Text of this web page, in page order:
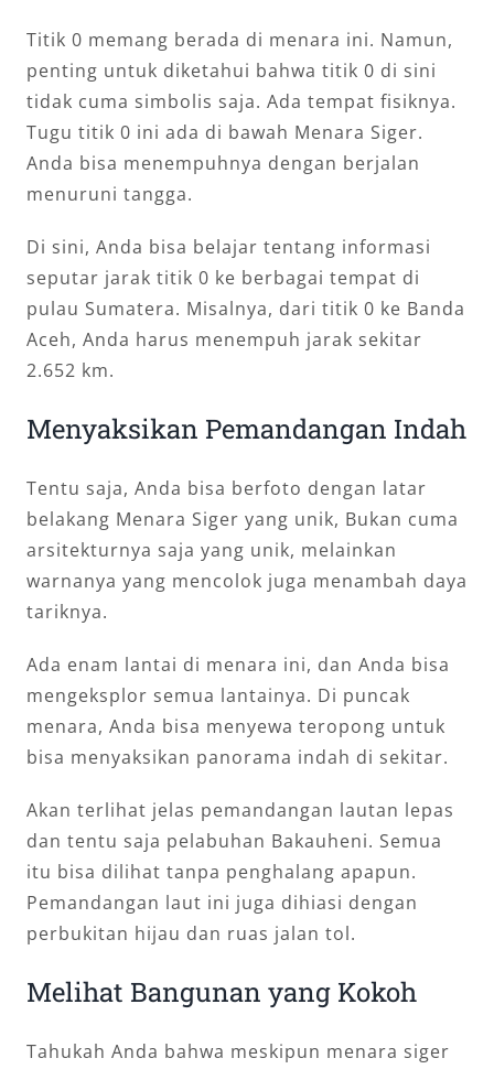
Titik 0 memang berada di menara ini. Namun,
penting untuk diketahui bahwa titik 0 di sini
tidak cuma simbolis saja. Ada tempat fisiknya.
Tugu titik 0 ini ada di bawah Menara Siger.
Anda bisa menempuhnya dengan berjalan
menuruni tangga.
Di sini, Anda bisa belajar tentang informasi
seputar jarak titik 0 ke berbagai tempat di
pulau Sumatera. Misalnya, dari titik 0 ke Banda
Aceh, Anda harus menempuh jarak sekitar
2.652 km.
Menyaksikan Pemandangan Indah
Tentu saja, Anda bisa berfoto dengan latar
belakang Menara Siger yang unik, Bukan cuma
arsitekturnya saja yang unik, melainkan
warnanya yang mencolok juga menambah daya
tariknya.
Ada enam lantai di menara ini, dan Anda bisa
mengeksplor semua lantainya. Di puncak
menara, Anda bisa menyewa teropong untuk
bisa menyaksikan panorama indah di sekitar.
Akan terlihat jelas pemandangan lautan lepas
dan tentu saja pelabuhan Bakauheni. Semua
itu bisa dilihat tanpa penghalang apapun.
Pemandangan laut ini juga dihiasi dengan
perbukitan hijau dan ruas jalan tol.
Melihat Bangunan yang Kokoh
Tahukah Anda bahwa meskipun menara siger